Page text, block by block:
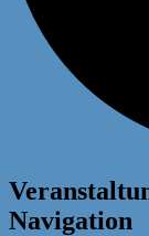
Veranstaltungen
für
3.
Navigation